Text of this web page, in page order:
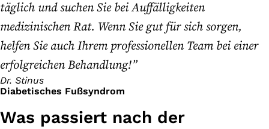
täglich und suchen Sie bei Auffälligkeiten
medizinischen Rat. Wenn Sie gut für sich sorgen,
helfen Sie auch Ihrem professionellen Team bei einer
erfolgreichen Behandlung!”
Dr. Stinus
Diabetisches Fußsyndrom
Was passiert nach der